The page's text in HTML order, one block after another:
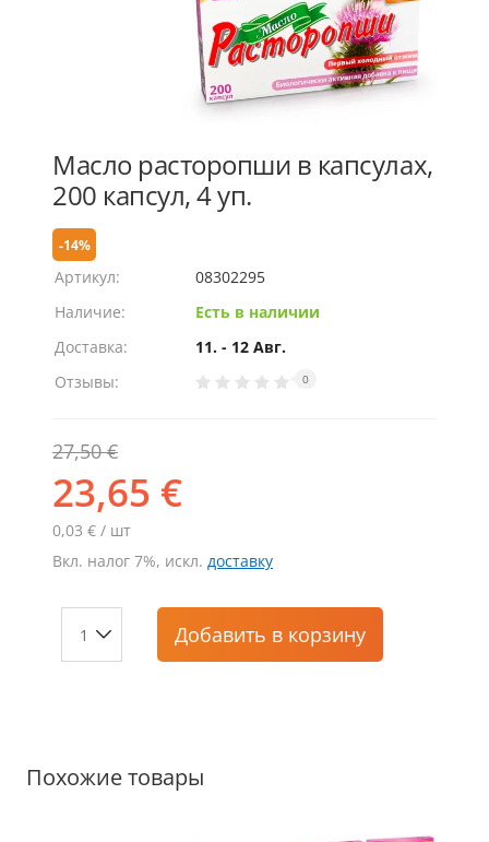
Масло расторопши в капсулах,
200 капсул, 4 уп.
-14%
Артикул:
08302295
Наличие:
Есть в наличии
Доставка:
11. - 12 Авг.
Отзывы:
0
27,50 €
23,65 €
0,03 € / шт
Вкл. налог 7%, искл. доставку
Добавить в корзину
Похожие товары